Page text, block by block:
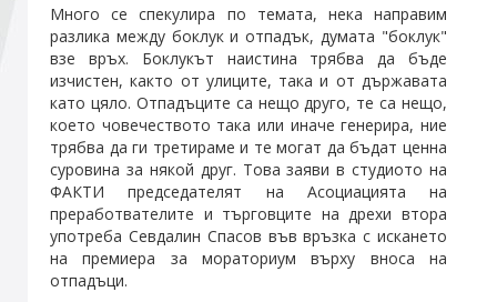
Абонирайте се!
Много се спекулира по темата, нека направим
разлика между боклук и отпадък, думата "боклук"
взе връх. Боклукът наистина трябва да бъде
изчистен, както от улиците, така и от държавата
като цяло. Отпадъците са нещо друго, те са нещо,
което човечеството така или иначе генерира, ние
трябва да ги третираме и те могат да бъдат ценна
суровина за някой друг. Това заяви в студиото на
ФАКТИ председателят на Асоциацията на
преработвателите и търговците на дрехи втора
употреба Севдалин Спасов във връзка с искането
на премиера за мораториум върху вноса на
отпадъци.